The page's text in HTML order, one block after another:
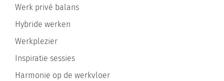
Werk privé balans
Hybride werken
Werkplezier
Inspiratie sessies
Harmonie op de werkvloer